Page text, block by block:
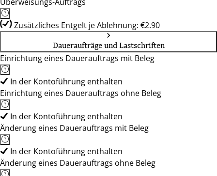
Zusätzliches Entgelt je Ablehnung: €2.90
Daueraufträge und Lastschriften
Einrichtung eines Dauerauftrags mit Beleg
In der Kontoführung enthalten
Einrichtung eines Dauerauftrags ohne Beleg
In der Kontoführung enthalten
Änderung eines Dauerauftrags mit Beleg
In der Kontoführung enthalten
Änderung eines Dauerauftrags ohne Beleg